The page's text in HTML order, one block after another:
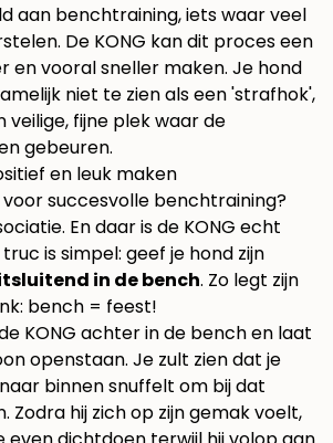
aan benchtraining, iets waar veel
De KONG kan dit proces een
en vooral sneller maken. Je hond
niet te zien als een 'strafhok',
veilige, fijne plek waar de
gebeuren.
en leuk maken
succesvolle benchtraining?
En daar is de KONG echt
is simpel: geef je hond zijn
in de bench. Zo legt zijn
bench = feest!
KONG achter in de bench en laat
openstaan. Je zult zien dat je
binnen snuffelt om bij dat
Zodra hij zich op zijn gemak voelt,